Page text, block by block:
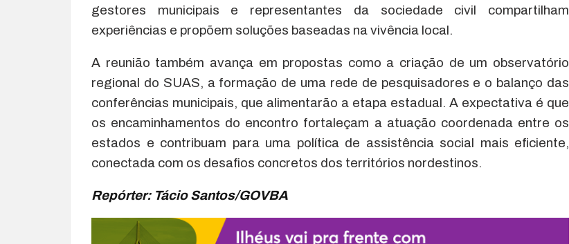
gestores municipais e representantes da sociedade civil compartilham
experiências e propõem soluções baseadas na vivência local.
A reunião também avança em propostas como a criação de um observatório
regional do SUAS, a formação de uma rede de pesquisadores e o balanço das
conferências municipais, que alimentarão a etapa estadual. A expectativa é que
os encaminhamentos do encontro fortaleçam a atuação coordenada entre os
estados e contribuam para uma política de assistência social mais eficiente,
conectada com os desafios concretos dos territórios nordestinos.
Repórter: Tácio Santos/GOVBA